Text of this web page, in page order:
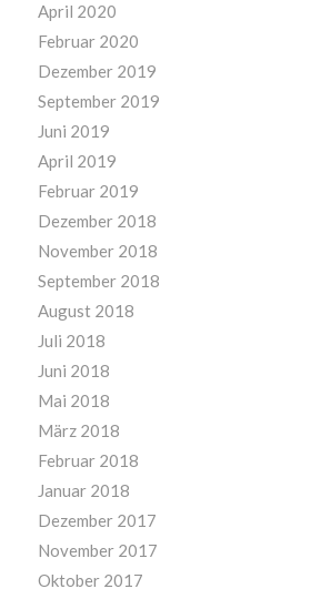
April 2020
Februar 2020
Dezember 2019
September 2019
Juni 2019
April 2019
Februar 2019
Dezember 2018
November 2018
September 2018
August 2018
Juli 2018
Juni 2018
Mai 2018
März 2018
Februar 2018
Januar 2018
Dezember 2017
November 2017
Oktober 2017